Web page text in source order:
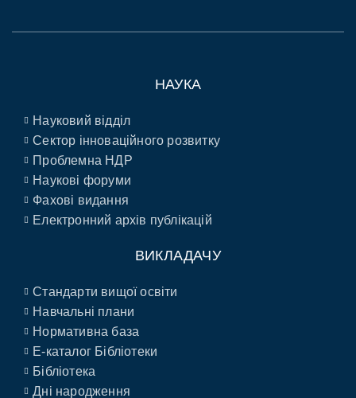
НАУКА
Науковий відділ
Сектор інноваційного розвитку
Проблемна НДР
Наукові форуми
Фахові видання
Електронний архів публікацій
ВИКЛАДАЧУ
Стандарти вищої освіти
Навчальні плани
Нормативна база
E-каталог Бібліотеки
Бібліотека
Дні народження